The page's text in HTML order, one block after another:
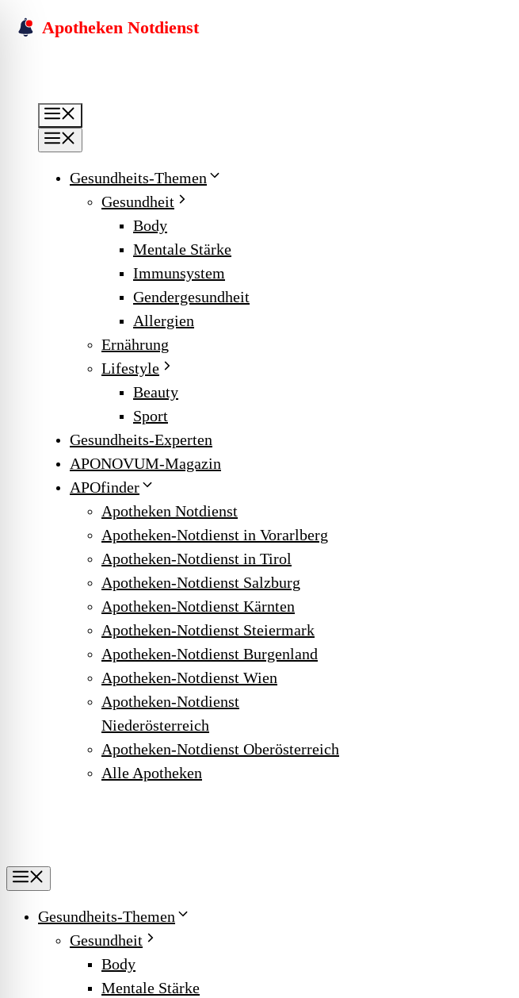
Skip
Apotheken Notdienst
Gesundheits-Themen
Gesundheit
Body
Mentale Stärke
Immunsystem
Gendergesundheit
Allergien
Ernährung
Lifestyle
Beauty
Sport
Gesundheits-Experten
APONOVUM-Magazin
APOfinder
Apotheken Notdienst
Apotheken-Notdienst in Vorarlberg
Apotheken-Notdienst in Tirol
Apotheken-Notdienst Salzburg
Apotheken-Notdienst Kärnten
Apotheken-Notdienst Steiermark
Apotheken-Notdienst Burgenland
Apotheken-Notdienst Wien
Apotheken-Notdienst
Niederösterreich
Apotheken-Notdienst Oberösterreich
Alle Apotheken
Gesundheits-Themen
Gesundheit
Body
Mentale Stärke